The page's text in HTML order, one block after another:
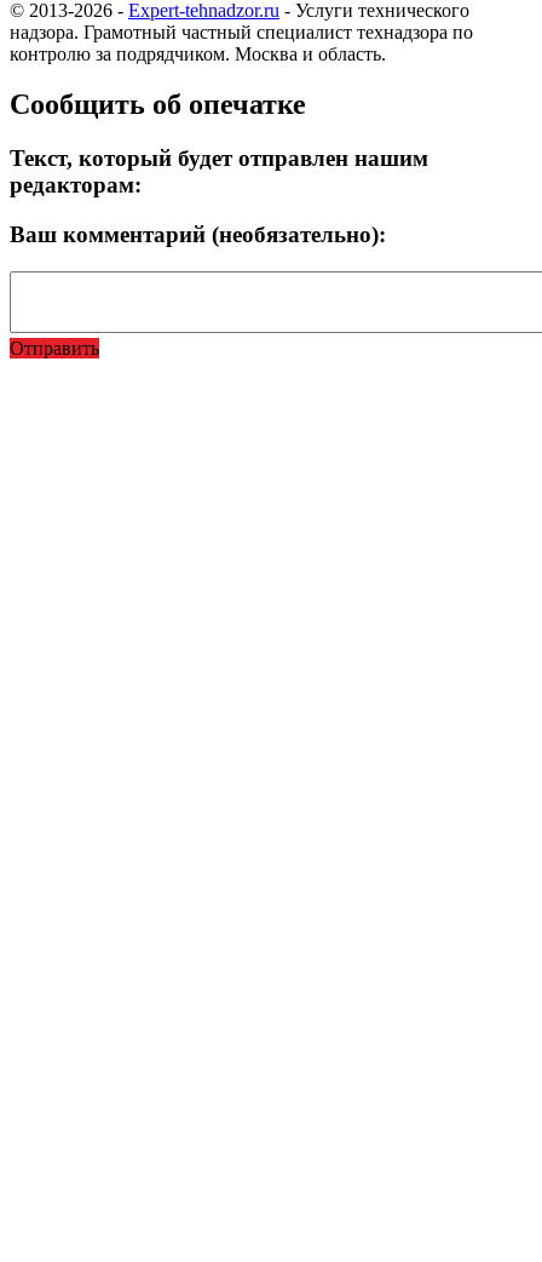
© 2013-2026 - Expert-tehnadzor.ru - Услуги технического
надзора. Грамотный частный специалист технадзора по
контролю за подрядчиком. Москва и область.
Сообщить об опечатке
Текст, который будет отправлен нашим
редакторам:
Ваш комментарий (необязательно):
Отправить